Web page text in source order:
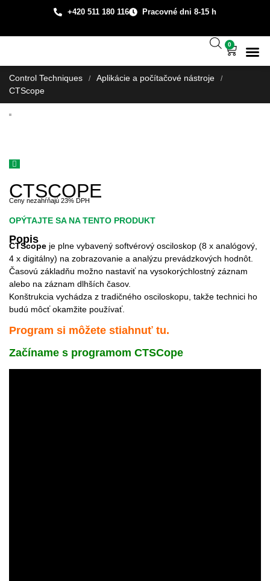
+420 511 180 116 Pracovné dni 8-15 h
0
Control Techniques / Aplikácie a počítačové nástroje /
CTScope
CTSCOPE
Ceny nezahŕňajú 23% DPH
OPÝTAJTE SA NA TENTO PRODUKT
Popis
CTScope je plne vybavený softvérový osciloskop (8 x analógový,
4 x digitálny) na zobrazovanie a analýzu prevádzkových hodnôt.
Časovú základňu možno nastaviť na vysokorýchlostný záznam
alebo na záznam dlhších časov.
Konštrukcia vychádza z tradičného osciloskopu, takže technici ho
budú môcť okamžite používať.
Program si môžete stiahnuť tu.
Začíname s programom CTSCope